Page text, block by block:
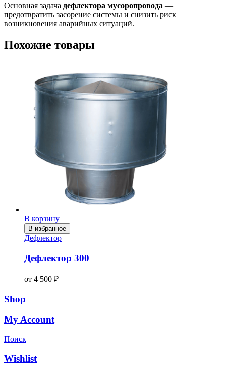
Основная задача дефлектора мусоропровода —
предотвратить засорение системы и снизить риск
возникновения аварийных ситуаций.
Похожие товары
В корзину
В избранное
Дефлектор
Дефлектор 300
от 4 500 ₽
Shop
My Account
Поиск
Wishlist